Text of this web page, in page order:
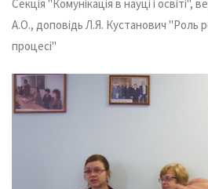
Секція "Комунікація в науці і освіті",
А.О., доповідь Л.Я. Кустанович "Роль
процесі"